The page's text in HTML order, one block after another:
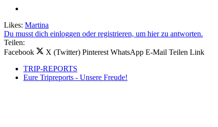
Likes: Martina
Du musst dich einloggen oder registrieren, um hier zu antworten.
Teilen:
Facebook
X (Twitter) Pinterest WhatsApp E-Mail Teilen Link
TRIP-REPORTS
Eure Tripreports - Unsere Freude!